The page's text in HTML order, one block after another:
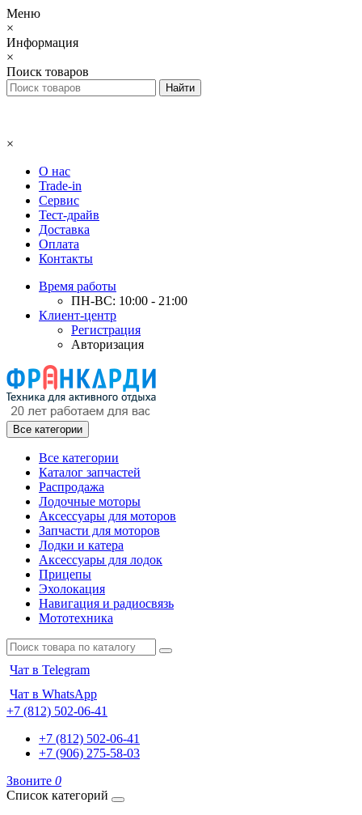
Меню
×
Информация
×
Поиск товаров
×
О нас
Trade-in
Сервис
Тест-драйв
Доставка
Оплата
Контакты
Время работы
ПН-ВС: 10:00 - 21:00
Клиент-центр
Регистрация
Авторизация
Все категории
Все категории
Каталог запчастей
Распродажа
Лодочные моторы
Аксессуары для моторов
Запчасти для моторов
Лодки и катера
Аксессуары для лодок
Прицепы
Эхолокация
Навигация и радиосвязь
Мототехника
Чат в Telegram
Чат в WhatsApp
+7 (812) 502-06-41
+7 (812) 502-06-41
+7 (906) 275-58-03
Звоните 0
Список категорий